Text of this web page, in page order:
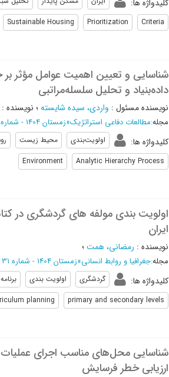
کلیدواژه ها:
Criteria
Prioritization
Sustainable Housing
شناسایی و تعیین اهمیت عوامل مؤثر
داده‌بنیاد و تحلیل سلسله‌مراتبی
نویسنده مسئول : واردی، سیده شایسته؛ نویسنده :
مجله:مطالعات دفاعی استراتژیک»زمستان 1404 - شماره 102
کلیدواژه ها: اولویت‌بندی محیط زیست
Analytic Hierarchy Process
Environment
اولویت بندی مولفه های گردشگری در
ایران
نویسنده : رمضانی، همت؛
مجله:جغرافيا و روابط انساني»زمستان 1404 - شماره 31
کلیدواژه ها: گردشگری اولویت بندی
primary and secondary levels
planning
شناسایی محل‌های مناسب اجرای
ارزیابی خطر فرسایش